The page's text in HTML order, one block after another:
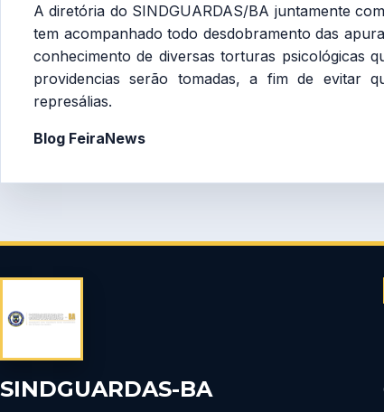
A diretória do SINDGUARDAS/BA juntamente
tem acompanhado todo desdobramento das
conhecimento de diversas torturas psicológicas
providencias serão tomadas, a fim de evitar
represálias.
Blog FeiraNews
SINDGUARDAS-BA